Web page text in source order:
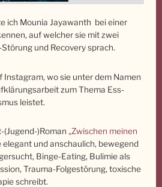
ich Mounia Jayawanth bei einer
auf welcher sie mit zwei
und Recovery sprach.
Instagram, wo sie unter dem Namen
zum Thema Ess-
leistet.
(Jugend-)Roman „Zwischen meinen
elegant und anschaulich, bewegend
Binge-Eating, Bulimie als
Trauma-Folgestörung, toxische
schreibt.